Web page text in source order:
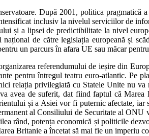
După 2001, politica
inclusiv la nivelul serviciilor de
și a lipsei de predictibilitate la nivel
de către legislația europeană și
un parcurs în afara UE sau măcar
referendumului de ieșire din
pentru întregul teatru euro-atlantic. Pe
relația privilegiată cu Statele Unite nu
avea de suferit, dat fiind faptul că
și a Asiei vor fi puternic afectate,
al Consiliului de Securitate al ONU
rând, potența economică și politicile
Britanie a încetat să mai fie un imperiu